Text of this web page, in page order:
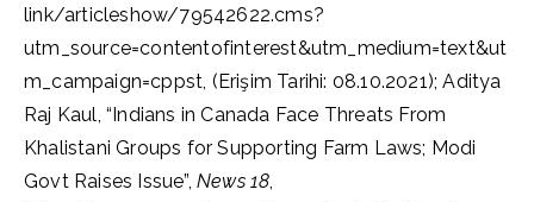
link/articleshow/79542622.cms?
utm_source=contentofinterest&utm_medium=text&ut
m_campaign=cppst, (Erişim Tarihi: 08.10.2021); Aditya
Raj Kaul, “Indians in Canada Face Threats From
Khalistani Groups for Supporting Farm Laws; Modi
Govt Raises Issue”, News 18,